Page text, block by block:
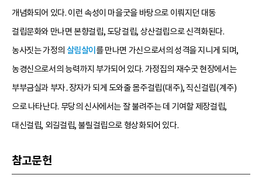
개념화되어 있다. 이런 속성이 마을굿을 바탕으로 이뤄지던 대동
걸립문화와 만나면 본향걸립, 도당걸립, 상산걸립으로 신격화된다.
농사짓는 가정의 살림살이 를 만나면 가신으로서의 성격을 지니게 되며,
농경신으로서의 능력까지 부가되어 있다. 가정집의 재수굿 현장에서는
부부금실과 부자․장자가 되게 도와줄 몸주걸립(대주), 직신걸립(계주)
으로 나타난다. 무당의 신사에서는 잘 불려주는 데 기여할 제장걸립,
대신걸립, 외길걸립, 불릴걸립으로 형상화되어 있다.
참고문헌